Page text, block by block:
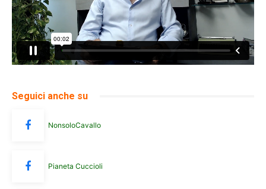
Seguici anche su
NonsoloCavallo
Pianeta Cuccioli